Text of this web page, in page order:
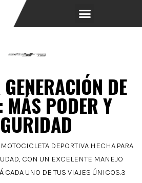
DE
MÁS PODER Y
DEPORTIVA HECHA PARA
CON UN EXCELENTE MANEJO
CADA UNO DE TUS VIAJES ÚNICOS.3